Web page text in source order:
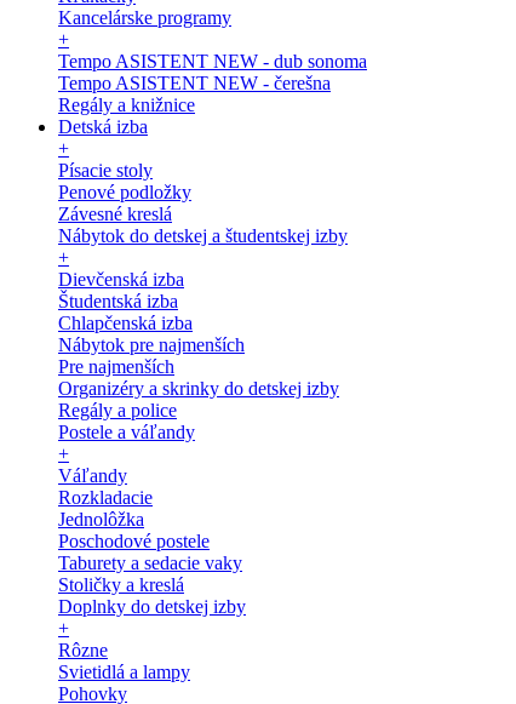
Kancelárske programy
+
Tempo ASISTENT NEW - dub sonoma
Tempo ASISTENT NEW - čerešna
Regály a knižnice
Detská izba
+
Písacie stoly
Penové podložky
Závesné kreslá
Nábytok do detskej a študentskej izby
+
Dievčenská izba
Študentská izba
Chlapčenská izba
Nábytok pre najmenších
Pre najmenších
Organizéry a skrinky do detskej izby
Regály a police
Postele a váľandy
+
Váľandy
Rozkladacie
Jednolôžka
Poschodové postele
Taburety a sedacie vaky
Stoličky a kreslá
Doplnky do detskej izby
+
Rôzne
Svietidlá a lampy
Pohovky